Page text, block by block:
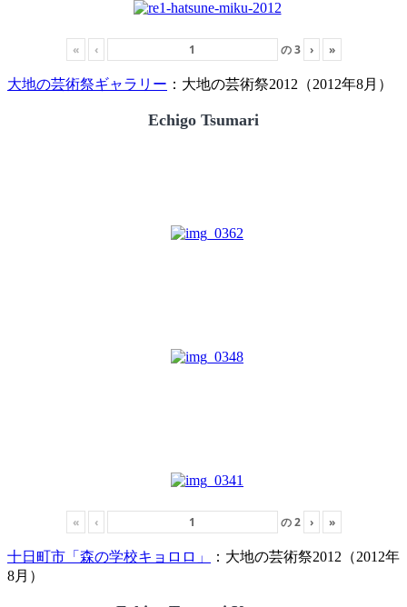
« ‹ の3 › »
大地の芸術祭ギャラリー ：大地の芸術祭2012（2012年8月）
Echigo Tsumari
« ‹ の2 › »
十日町市「森の学校キョロロ」
：大地の芸術祭2012（2012年
8月）